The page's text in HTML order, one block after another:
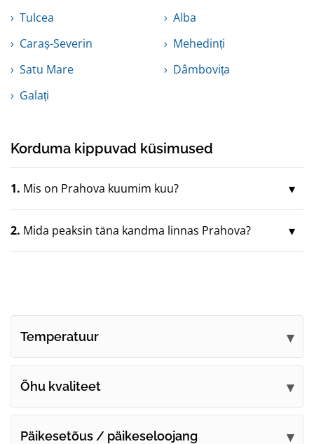
Tulcea
Alba
Caraș-Severin
Mehedinți
Satu Mare
Dâmbovița
Galați
Korduma kippuvad küsimused
1. Mis on Prahova kuumim kuu?
2. Mida peaksin täna kandma linnas Prahova?
Temperatuur
Õhu kvaliteet
Päikesetõus / päikeseloojang